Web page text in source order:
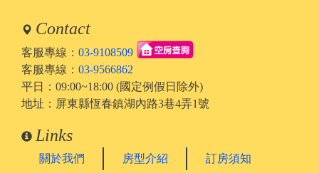
Contact
客服專線： 03-9108509
客服專線： 03-9566862
平日：09:00~18:00 (國定例假日除外)
地址：屏東縣恆春鎮湖內路3巷4弄1號
Links
關於我們 房型介紹 訂房須知